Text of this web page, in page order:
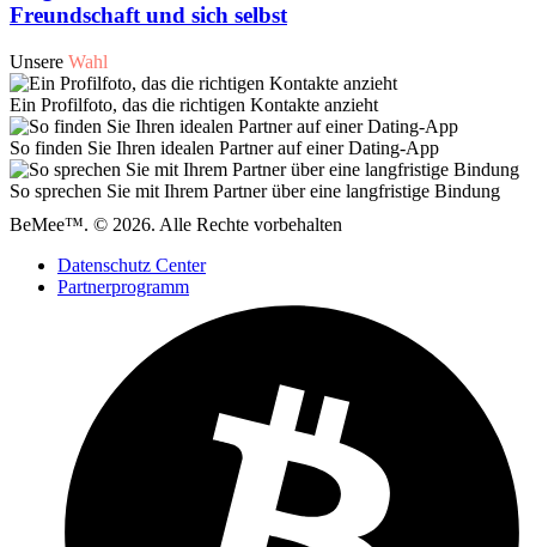
Freundschaft und sich selbst
Unsere Wahl
Ein Profilfoto, das die richtigen Kontakte anzieht
So finden Sie Ihren idealen Partner auf einer Dating-App
So sprechen Sie mit Ihrem Partner über eine langfristige Bindung
BeMee™. © 2026. Alle Rechte vorbehalten
Datenschutz Center
Partnerprogramm